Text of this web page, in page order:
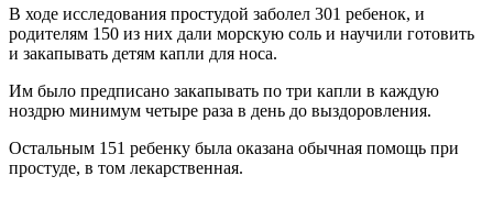
В ходе исследования простудой заболел 301 ребенок, и
родителям 150 из них дали морскую соль и научили готовить
и закапывать детям капли для носа.
Им было предписано закапывать по три капли в каждую
ноздрю минимум четыре раза в день до выздоровления.
Остальным 151 ребенку была оказана обычная помощь при
простуде, в том лекарственная.